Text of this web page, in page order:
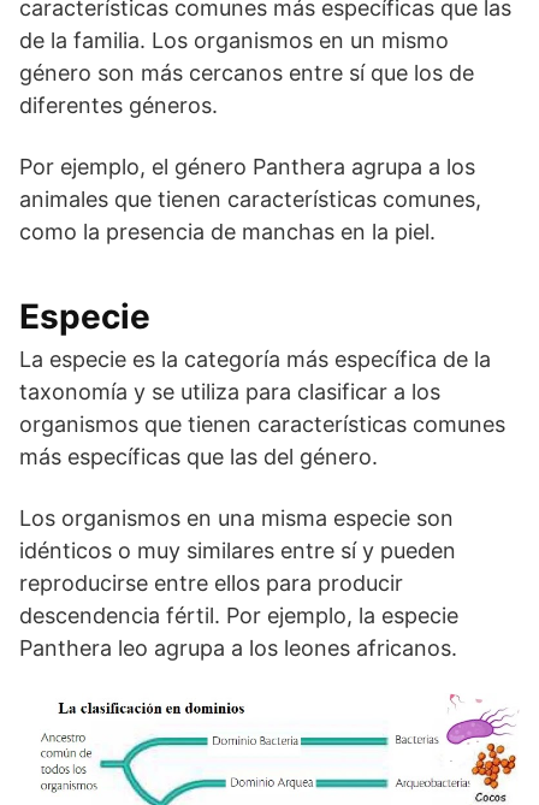
características comunes más específicas que las
de la familia. Los organismos en un mismo
género son más cercanos entre sí que los de
diferentes géneros.
Por ejemplo, el género Panthera agrupa a los
animales que tienen características comunes,
como la presencia de manchas en la piel.
Especie
La especie es la categoría más específica de la
taxonomía y se utiliza para clasificar a los
organismos que tienen características comunes
más específicas que las del género.
Los organismos en una misma especie son
idénticos o muy similares entre sí y pueden
reproducirse entre ellos para producir
descendencia fértil. Por ejemplo, la especie
Panthera leo agrupa a los leones africanos.